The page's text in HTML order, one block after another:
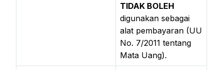
TIDAK BOLEH
digunakan sebagai
alat pembayaran (UU
No. 7/2011 tentang
Mata Uang).